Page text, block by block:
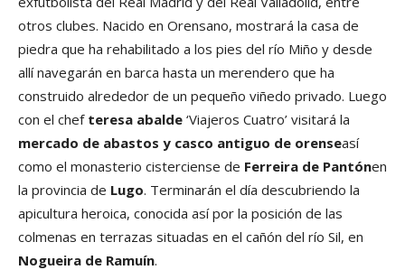
otros clubes. Nacido en Orensano, mostrará la casa de
piedra que ha rehabilitado a los pies del río Miño y desde
allí navegarán en barca hasta un merendero que ha
construido alrededor de un pequeño viñedo privado. Luego
con el chef teresa abalde ‘Viajeros Cuatro’ visitará la
mercado de abastos y casco antiguo de orenseasí
como el monasterio cisterciense de Ferreira de Pantónen
la provincia de Lugo. Terminarán el día descubriendo la
apicultura heroica, conocida así por la posición de las
colmenas en terrazas situadas en el cañón del río Sil, en
Nogueira de Ramuín.